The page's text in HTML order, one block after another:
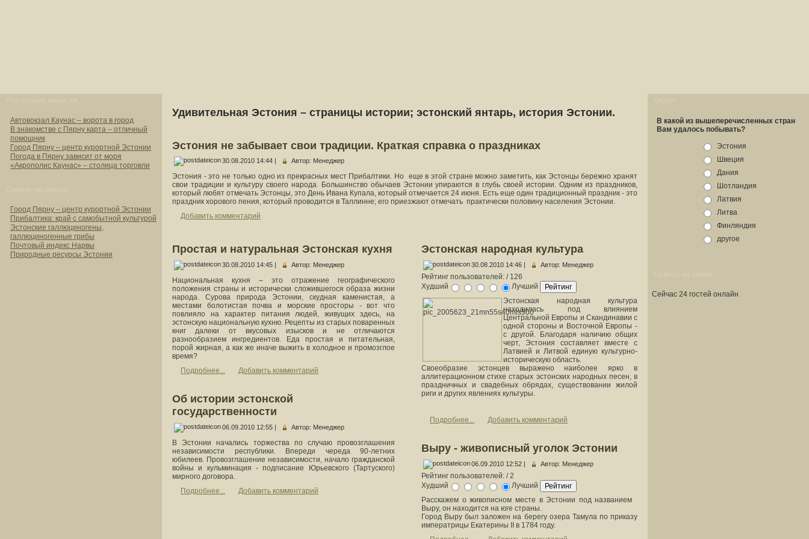
Автовокзал Каунас – ворота в город
В знакомстве с Пярну карта – отличный
помощник
Город Пярну – центр курортной Эстонии
Погода в Пярну зависит от моря
«Акрополис Каунас» – столица торговли
Город Пярну – центр курортной Эстонии
Прибалтика: край с самобытной культурой
Эстонские галлюциногены,
галлюциногенные грибы
Почтовый индекс Нарвы
Природные ресурсы Эстонии
Удивительная Эстония – страницы истории; эстонский янтарь, история Эстонии.
Эстония не забывает свои традиции. Краткая справка о праздниках
30.08.2010 14:44 | Автор: Менеджер
Эстония - это не только одно из прекрасных мест Прибалтики. Но еще в этой стране можно заметить, как Эстонцы бережно хранят
свои традиции и культуру своего народа. Большинство обычаев Эстонии упираются в глубь своей истории. Одним из праздников,
который любят отмечать Эстонцы, это День Ивана Купала, который отмечается 24 июня. Есть еще один традиционный праздник - это
праздник хорового пения, который проводится в Таллинне; его приезжают отмечать практически половину населения Эстонии.
Добавить комментарий
Простая и натуральная Эстонская кухня
30.08.2010 14:45 | Автор: Менеджер
Национальная кухня – это отражение географического
положения страны и исторически сложившегося образа жизни
народа. Сурова природа Эстонии, скудная каменистая, а
местами болотистая почва и морские просторы - вот что
повлияло на характер питания людей, живущих здесь, на
эстонскую национальную кухню. Рецепты из старых поваренных
книг далеки от вкусовых изысков и не отличаются
разнообразием ингредиентов. Еда простая и питательная,
порой жирная, а как же иначе выжить в холодное и промозглое
время?
Подробнее...
Добавить комментарий
Об истории эстонской
государственности
06.09.2010 12:55 | Автор: Менеджер
В Эстонии начались торжества по случаю провозглашения
независимости республики. Впереди череда 90-летних
юбилеев. Провозглашение независимости, начало гражданской
войны и кульминация - подписание Юрьевского (Тартуского)
мирного договора.
Подробнее...
Добавить комментарий
Эстонская народная культура
30.08.2010 14:46 | Автор: Менеджер
Рейтинг пользователей: / 126
Худший
Лучший
Эстонская народная культура
находилась под влиянием
Центральной Европы и Скандинавии с
одной стороны и Восточной Европы -
с другой. Благодаря наличию общих
черт, Эстония составляет вместе с
Латвией и Литвой единую культурно-
историческую область.
Своеобразие эстонцев выражено наиболее ярко в
аллитерационном стихе старых эстонских народных песен, в
праздничных и свадебных обрядах, существовании жилой
риги и других явлениях культуры.
Подробнее... Добавить комментарий
Выру - живописный уголок Эстонии
06.09.2010 12:52 | Автор: Менеджер
Рейтинг пользователей: / 2
Худший
Лучший
Расскажем о живописном месте в Эстонии под названием
Выру, он находится на юге страны.
Город Выру был заложен на берегу озера Тамула по приказу
императрицы Екатерины II в 1784 году.
В какой из вышеперечисленных стран
Вам удалось побывать?
Эстония
Швеция
Дания
Шотландия
Латвия
Литва
Финляндия
другое
Сейчас 24 гостей онлайн